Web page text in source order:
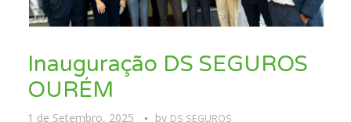
Inauguração DS SEGUROS
OURÉM
1 de Setembro, 2025 by DS SEGUROS